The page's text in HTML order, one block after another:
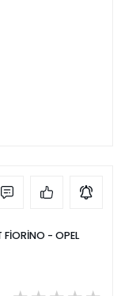
- OPEL